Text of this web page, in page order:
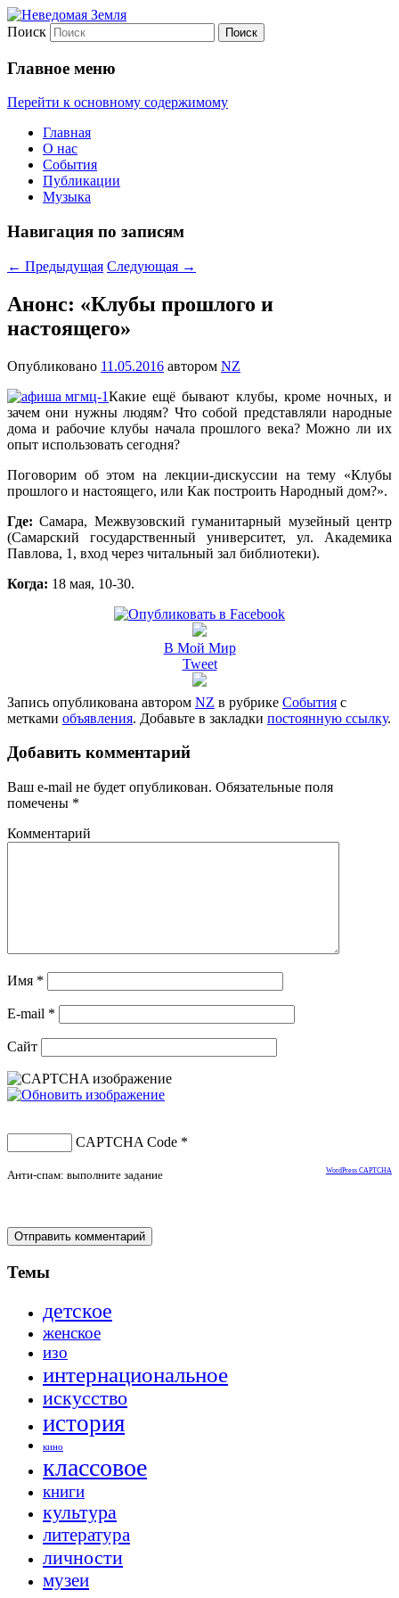
Неведомая Земля
Поиск
Главное меню
Перейти к основному содержимому
Главная
О нас
События
Публикации
Музыка
Навигация по записям
← Предыдущая Следующая →
Анонс: «Клубы прошлого и
настоящего»
Опубликовано 11.05.2016 автором NZ
Какие ещё бывают клубы, кроме ночных, и
зачем они нужны людям? Что собой представляли народные
дома и рабочие клубы начала прошлого века? Можно ли их
опыт использовать сегодня?
Поговорим об этом на лекции-дискуссии на тему «Клубы
прошлого и настоящего, или Как построить Народный дом?».
Где: Самара, Межвузовский гуманитарный музейный центр
(Самарский государственный университет, ул. Академика
Павлова, 1, вход через читальный зал библиотеки).
Когда: 18 мая, 10-30.
В Мой Мир
Tweet
Запись опубликована автором NZ в рубрике События с
метками объявления. Добавьте в закладки постоянную ссылку.
Добавить комментарий
Ваш e-mail не будет опубликован. Обязательные поля
помечены *
Комментарий
Имя *
E-mail *
Сайт
CAPTCHA Code *
Анти-спам: выполните задание WordPress CAPTCHA
Темы
детское
женское
изо
интернациональное
искусство
история
кино
классовое
книги
культура
литература
личности
музеи